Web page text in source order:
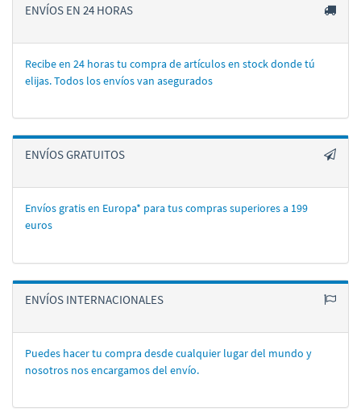
ENVÍOS EN 24 HORAS
Recibe en 24 horas tu compra de artí­culos en stock donde tú
elijas. Todos los enví­os van asegurados
ENVÍOS GRATUITOS
Envíos gratis en Europa* para tus compras superiores a 199
euros
ENVÍOS INTERNACIONALES
Puedes hacer tu compra desde cualquier lugar del mundo y
nosotros nos encargamos del enví­o.